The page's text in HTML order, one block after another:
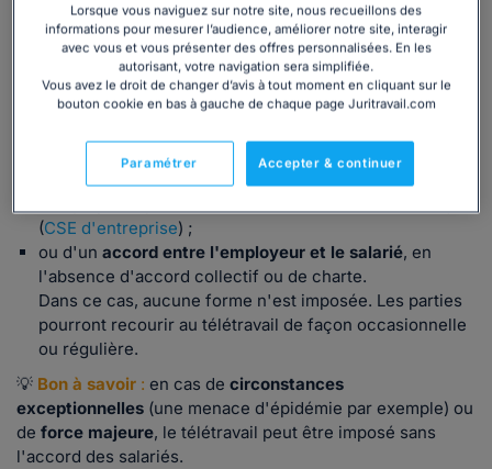
Étape 1 - Définir le support et les modalités de
mise en place du télétravail ou du travail à
distance
accord collectif
ou, à défaut, d'unecharte élaborée unilatéralement par
(CSE d'entreprise) ;
ou d'un accord entre l'employeur et le salarié, en
l'absence d'accord collectif ou de charte.
Dans ce cas, aucune forme n'est imposée. Les parties
pourront recourir au télétravail de façon occasionnelle
ou régulière.
💡 Bon à savoir : en cas de circonstances
exceptionnelles (une menace d'épidémie par exemple) ou
de force majeure, le télétravail peut être imposé sans
l'accord des salariés.
Lorsque vous naviguez sur notre site, nous recueillons des
informations pour mesurer l’audience, améliorer notre site, interagir
avec vous et vous présenter des offres personnalisées. En les
autorisant, votre navigation sera simplifiée.
Vous avez le droit de changer d’avis à tout moment en cliquant sur le
bouton cookie en bas à gauche de chaque page Juritravail.com
Accepter & continuer
Paramétrer